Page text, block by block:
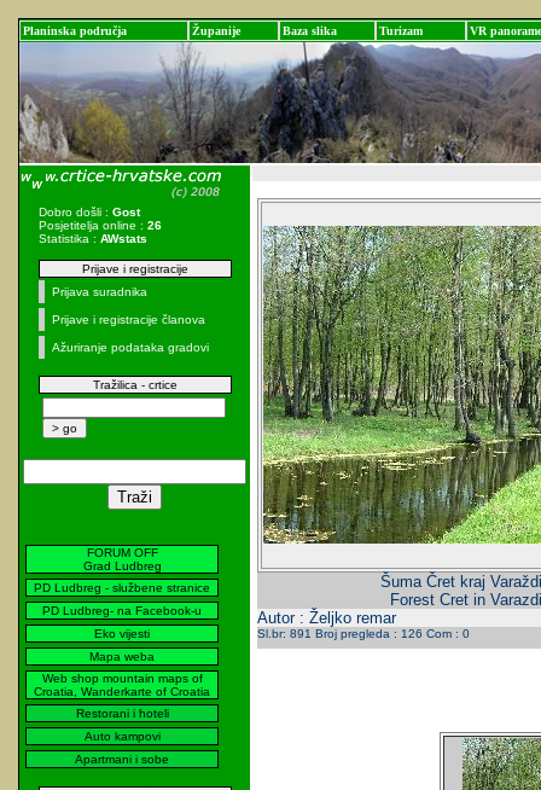
Planinska područja Županije Baza slika Turizam VR panorame
Dobro došli : Gost
Posjetitelja online : 26
Statistika : AWstats
Prijave i registracije
Prijava suradnika
Prijave i registracije članova
Ažuriranje podataka gradovi
Tražilica - crtice
FORUM OFF
Grad Ludbreg
PD Ludbreg - službene stranice
PD Ludbreg- na Facebook-u
Eko vijesti
Mapa weba
Web shop mountain maps of
Croatia, Wanderkarte of Croatia
Restorani i hoteli
Auto kampovi
Apartmani i sobe
Šuma Čret kraj
Forest Cret in
Autor : Željko remar
Sl.br: 891 Broj pregleda : 126 Com : 0